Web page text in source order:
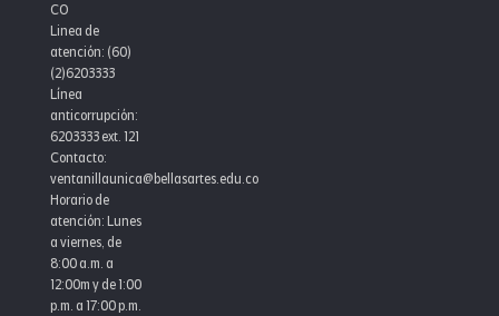
CO
Linea de
atención: (60)
(2)6203333
Línea
anticorrupción:
6203333 ext. 121
Contacto:
ventanillaunica@bellasartes.edu.co
Horario de
atención: Lunes
a viernes, de
8:00 a.m. a
12:00m y de 1:00
p.m. a 17:00 p.m.